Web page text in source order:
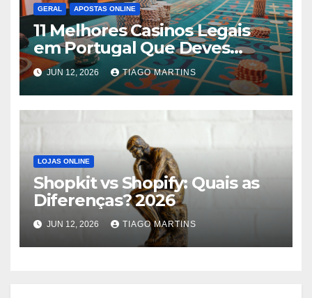
GERAL APOSTAS ONLINE
11 Melhores Casinos Legais
em Portugal Que Deves
Contar
JUN 12, 2026 TIAGO MARTINS
LOJAS ONLINE
Shopkit vs Shopify: Quais as
Diferenças? 2026
JUN 12, 2026 TIAGO MARTINS